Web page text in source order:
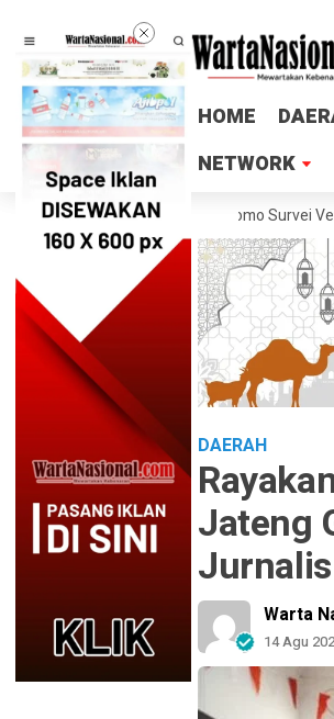
HOME
NETWORK
HOME
NETWORK
Arry Dwiko Utomo Survei Venue Tenis
DAERAH
Jateng
Warta
14 Agu